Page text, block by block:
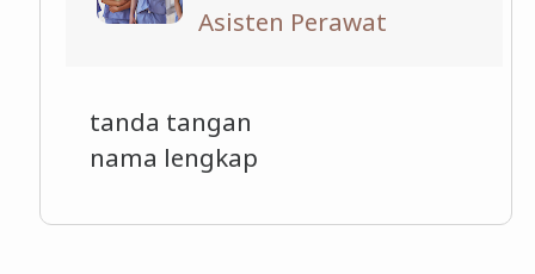
Asisten Perawat
tanda tangan
nama lengkap